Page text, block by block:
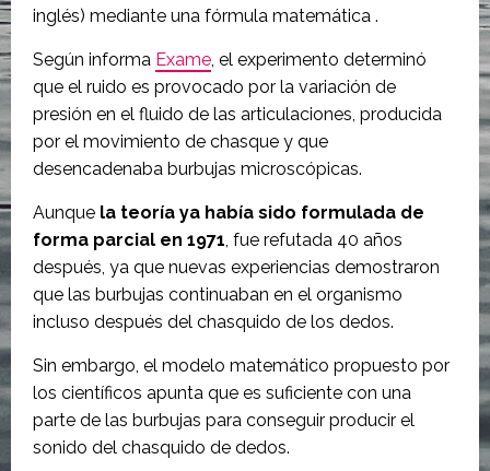
inglés) mediante una fórmula matemática .
Según informa Exame, el experimento determinó
que el ruido es provocado por la variación de
presión en el fluido de las articulaciones, producida
por el movimiento de chasque y que
desencadenaba burbujas microscópicas.
Aunque la teoría ya había sido formulada de
forma parcial en 1971, fue refutada 40 años
después, ya que nuevas experiencias demostraron
que las burbujas continuaban en el organismo
incluso después del chasquido de los dedos.
Sin embargo, el modelo matemático propuesto por
los científicos apunta que es suficiente con una
parte de las burbujas para conseguir producir el
sonido del chasquido de dedos.